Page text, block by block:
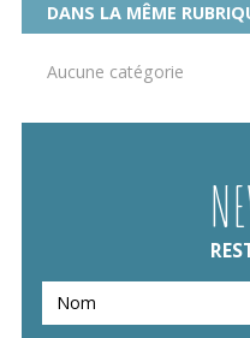
DANS LA MÊME
Aucune catégorie